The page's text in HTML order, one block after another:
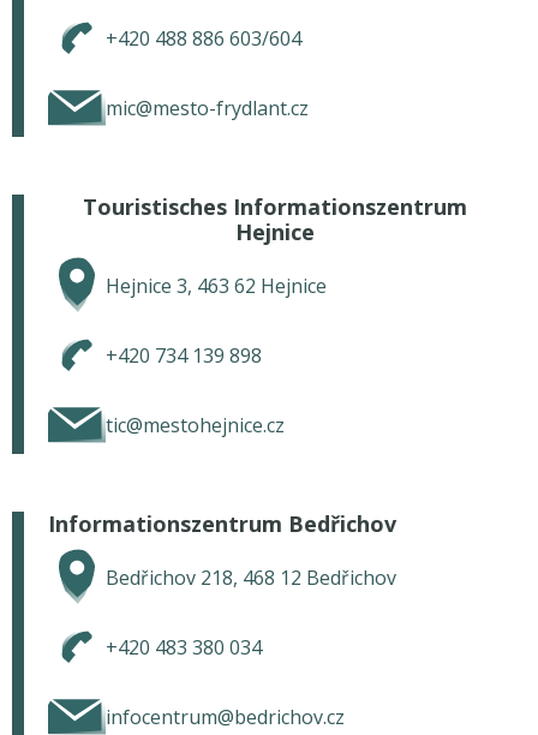
+420 488 886 603/604
mic@mesto-frydlant.cz
Touristisches Informationszentrum
Hejnice
Hejnice 3, 463 62 Hejnice
+420 734 139 898
tic@mestohejnice.cz
Informationszentrum Bedřichov
Bedřichov 218, 468 12 Bedřichov
+420 483 380 034
infocentrum@bedrichov.cz